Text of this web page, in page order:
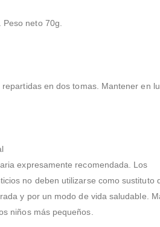
neto 70g.
en dos tomas. Mantener en
expresamente recomendada. Los
no deben utilizarse como sustituto
y por un modo de vida saludable.
niños más pequeños.